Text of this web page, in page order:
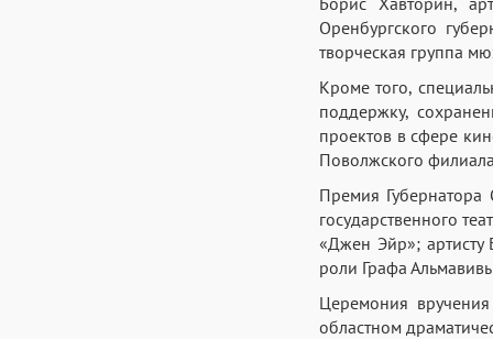
Оренбургского
творческая группа
Кроме того,
поддержку,
проектов в сфере
Поволжского
Премия Губернатора
государственного
«Джен Эйр»; артисту
роли Графа
Церемония
областном